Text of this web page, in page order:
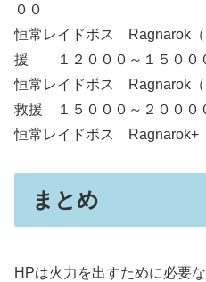
００
恒常レイドボス Ragnarok
援 １２０００～１５００
恒常レイドボス Ragnarok
救援 １５０００～２０００
恒常レイドボス
まとめ
HPは火力を出すために必要